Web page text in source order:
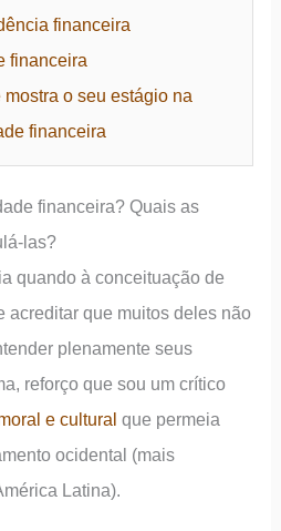
financeira
financeira
o seu estágio na
financeira
financeira? Quais as
las?
quando à conceituação de
acreditar que muitos deles não
plenamente seus
reforço que sou um crítico
e cultural que permeia
ocidental (mais
Latina).